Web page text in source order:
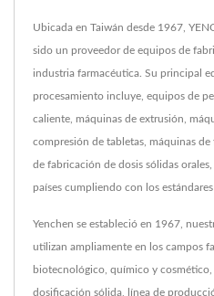
Ubicada en Taiwán desde 1967,
sido un proveedor de equipos de
industria farmacéutica. Su principal
procesamiento incluye, equipos de
caliente, máquinas de extrusión,
compresión de tabletas, máquinas
de fabricación de dosis sólidas
países cumpliendo con los
Yenchen se estableció en 1967,
utilizan ampliamente en los campos
biotecnológico, químico y
dosificación sólida, línea de